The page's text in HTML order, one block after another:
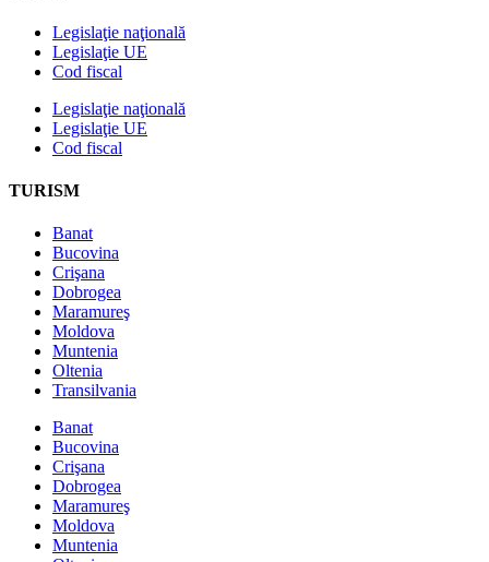
Legislaţie naţională
Legislaţie UE
Cod fiscal
Legislaţie naţională
Legislaţie UE
Cod fiscal
TURISM
Banat
Bucovina
Crişana
Dobrogea
Maramureş
Moldova
Muntenia
Oltenia
Transilvania
Banat
Bucovina
Crişana
Dobrogea
Maramureş
Moldova
Muntenia